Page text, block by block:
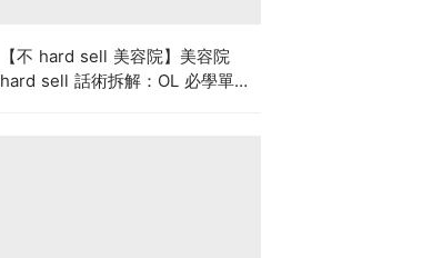
【不 hard sell 美容院】美容院
hard sell 話術拆解：OL 必學單次